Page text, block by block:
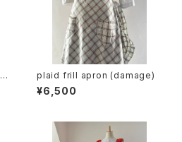
plaid frill apron (damage)
¥6,500